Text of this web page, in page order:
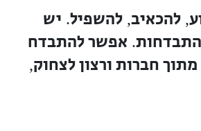
, להכאיב, להשפיל. יש
. אפשר להתבדח
מתוך חברות ורצון לצחוק,